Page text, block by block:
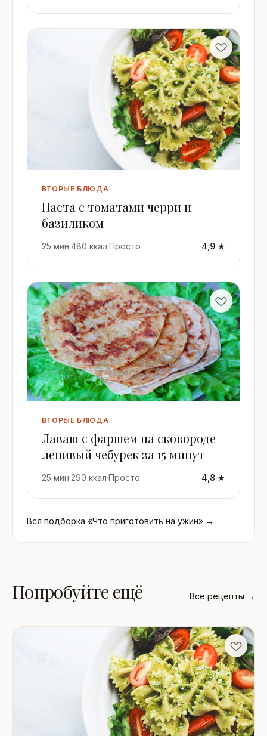
ВТОРЫЕ БЛЮДА
Паста с томатами черри и
базиликом
25 мин·480 ккал·Просто 4,9 ★
ВТОРЫЕ БЛЮДА
Лаваш с фаршем на сковороде –
ленивый чебурек за 15 минут
25 мин·290 ккал·Просто 4,8 ★
Вся подборка «Что приготовить на ужин» →
Попробуйте ещё Все рецепты →